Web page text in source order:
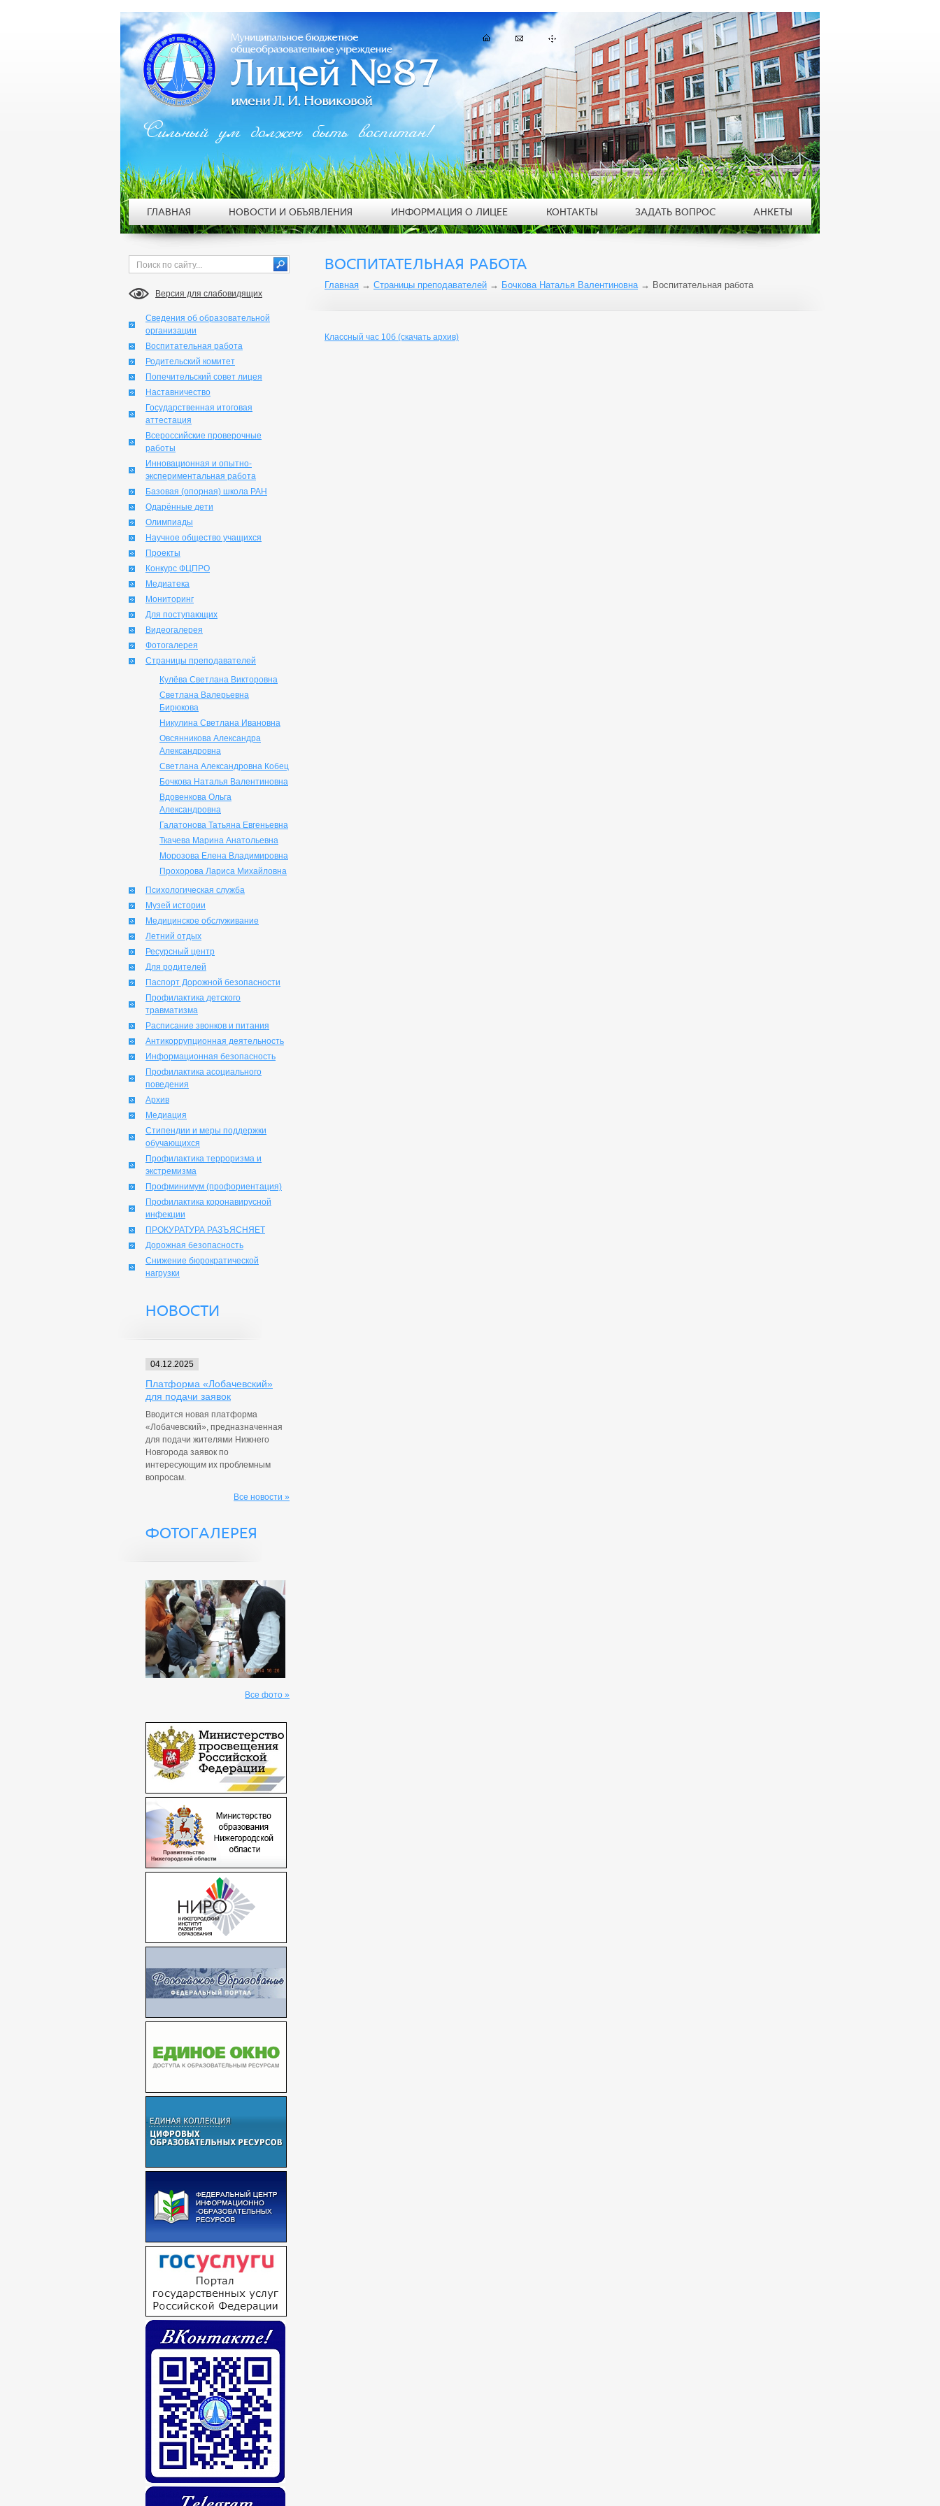
Версия для слабовидящих
Сведения об образовательной
организации
Воспитательная работа
Родительский комитет
Попечительский совет лицея
Наставничество
Государственная итоговая
аттестация
Всероссийские проверочные
работы
Инновационная и опытно-
экспериментальная работа
Базовая (опорная) школа РАН
Одарённые дети
Олимпиады
Научное общество учащихся
Проекты
Конкурс ФЦПРО
Медиатека
Мониторинг
Для поступающих
Видеогалерея
Фотогалерея
Страницы преподавателей
Кулёва Светлана Викторовна
Светлана Валерьевна
Бирюкова
Никулина Светлана Ивановна
Овсянникова Александра
Александровна
Светлана Александровна Кобец
Бочкова Наталья Валентиновна
Вдовенкова Ольга
Александровна
Галатонова Татьяна Евгеньевна
Ткачева Марина Анатольевна
Морозова Елена Владимировна
Прохорова Лариса Михайловна
Психологическая служба
Музей истории
Медицинское обслуживание
Летний отдых
Ресурсный центр
Для родителей
Паспорт Дорожной безопасности
Профилактика детского
травматизма
Расписание звонков и питания
Антикоррупционная деятельность
Информационная безопасность
Профилактика асоциального
поведения
Архив
Медиация
Стипендии и меры поддержки
обучающихся
Профилактика терроризма и
экстремизма
Профминимум (профориентация)
Профилактика коронавирусной
инфекции
ПРОКУРАТУРА РАЗЪЯСНЯЕТ
Дорожная безопасность
Снижение бюрократической
нагрузки
НОВОСТИ
04.12.2025
Платформа «Лобачевский»
для подачи заявок
Вводится новая платформа
«Лобачевский», предназначенная
для подачи жителями Нижнего
Новгорода заявок по
интересующим их проблемным
вопросам.
Все новости »
ФОТОГАЛЕРЕЯ
Все фото »
ВОСПИТАТЕЛЬНАЯ РАБОТА
Главная → Страницы преподавателей → Бочкова Наталья Валентиновна→ Воспитательная работа
Классный час 10б (скачать архив)
Сильный ум должен быть воспитан!
ГЛАВНАЯ НОВОСТИ И ОБЪЯВЛЕНИЯ ИНФОРМАЦИЯ О ЛИЦЕЕ КОНТАКТЫ ЗАДАТЬ ВОПРОС АНКЕТЫ